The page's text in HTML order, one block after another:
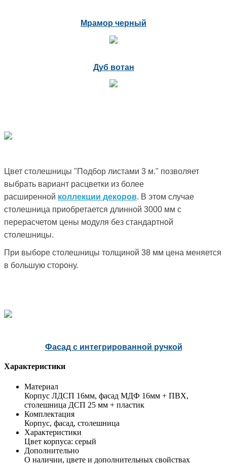
Мрамор черный
Дуб вотан
Цвет столешницы "Подбор листами 3 м." позволяет
выбрать вариант расцветки из более
расширенной коллекции декоров. В этом случае
столешница приобретается длинной 3000 мм с
перерасчетом цены модуля без стандартной
столешницы.
При выборе столешницы толщиной 38 мм цена меняется
в большую сторону.
Фасад с интегрированной ручкой
Характеристики
Материал
Корпус ЛДСП 16мм, фасад МДФ 16мм + ПВХ,
столешница ДСП 25 мм + пластик
Комплектация
Корпус, фасад, столешница
Характеристики
Цвет корпуса: серый
Дополнительно
О наличии, цвете и дополнительных свойствах